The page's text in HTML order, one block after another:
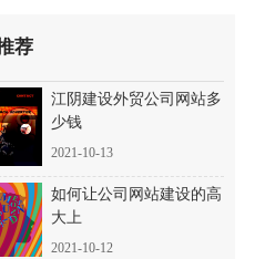
荐
江阴建设外贸公司网站多
少钱
2021-10-13
如何让公司网站建设的高
大上
2021-10-12